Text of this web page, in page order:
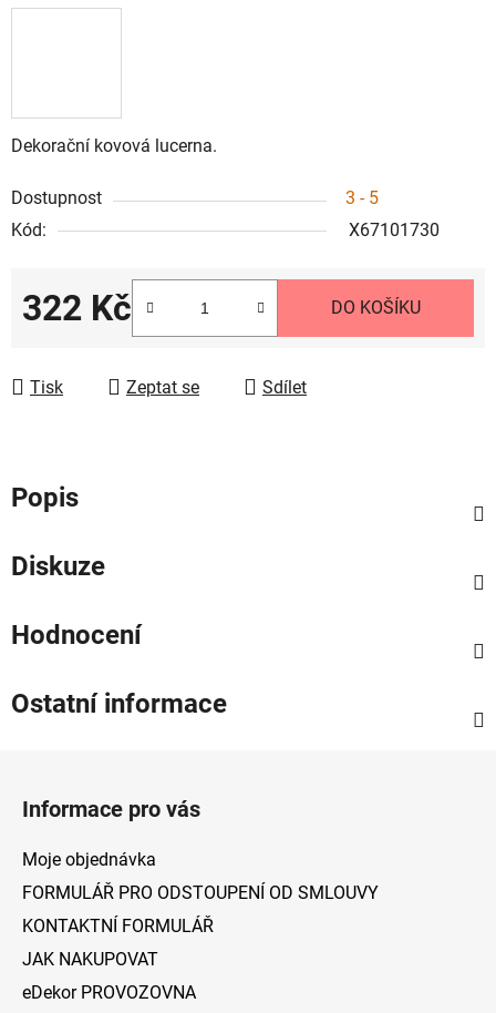
Dekorační kovová lucerna.
Dostupnost
3 - 5
Kód:
X67101730
322 Kč DO KOŠÍKU
Tisk Zeptat se Sdílet
Popis
Diskuze
Hodnocení
Ostatní informace
Informace pro vás
Moje objednávka
FORMULÁŘ PRO ODSTOUPENÍ OD SMLOUVY
KONTAKTNÍ FORMULÁŘ
JAK NAKUPOVAT
eDekor PROVOZOVNA